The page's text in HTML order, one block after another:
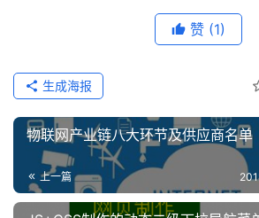
赞 (1)
生成海报
物联网产业链八大环节及供应商名单
上一篇